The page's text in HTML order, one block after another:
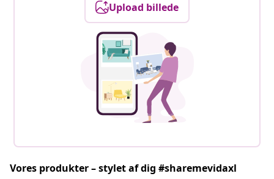
Upload billede
Vores produkter – stylet af dig #sharemevidaxl